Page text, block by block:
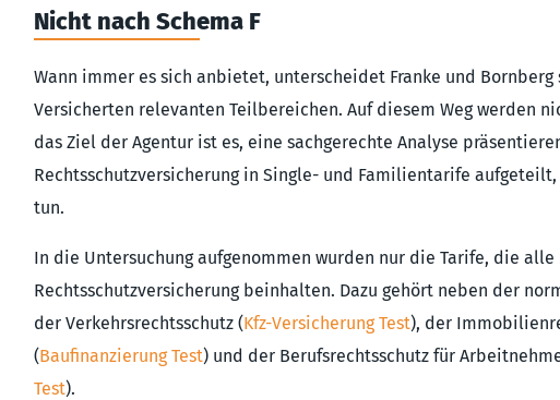
Nicht nach Schema F
Wann immer es sich anbietet, unterscheidet Franke und
Versicherten relevanten Teilbereichen. Auf diesem Weg werden
das Ziel der Agentur ist es, eine sachgerechte Analyse
Rechtsschutzversicherung in Single- und Familientarife
tun.
In die Untersuchung aufgenommen wurden nur die Tarife, die
Rechtsschutzversicherung beinhalten. Dazu gehört neben der
der Verkehrsrechtsschutz (Kfz-Versicherung Test), der
(Baufinanzierung Test) und der Berufsrechtsschutz für
Test).